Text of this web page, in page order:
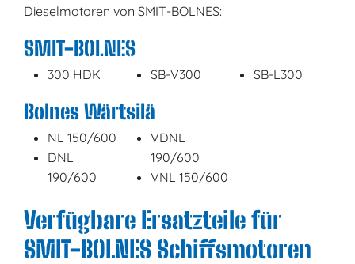
Dieselmotoren von SMIT-BOLNES:
SMIT-BOLNES
300 HDK SB-V300 SB-L300
Bolnes Wärtsilä
NL 150/600
DNL
190/600
VDNL
190/600
VNL 150/600
Verfügbare Ersatzteile für
SMIT-BOLNES Schiffsmotoren